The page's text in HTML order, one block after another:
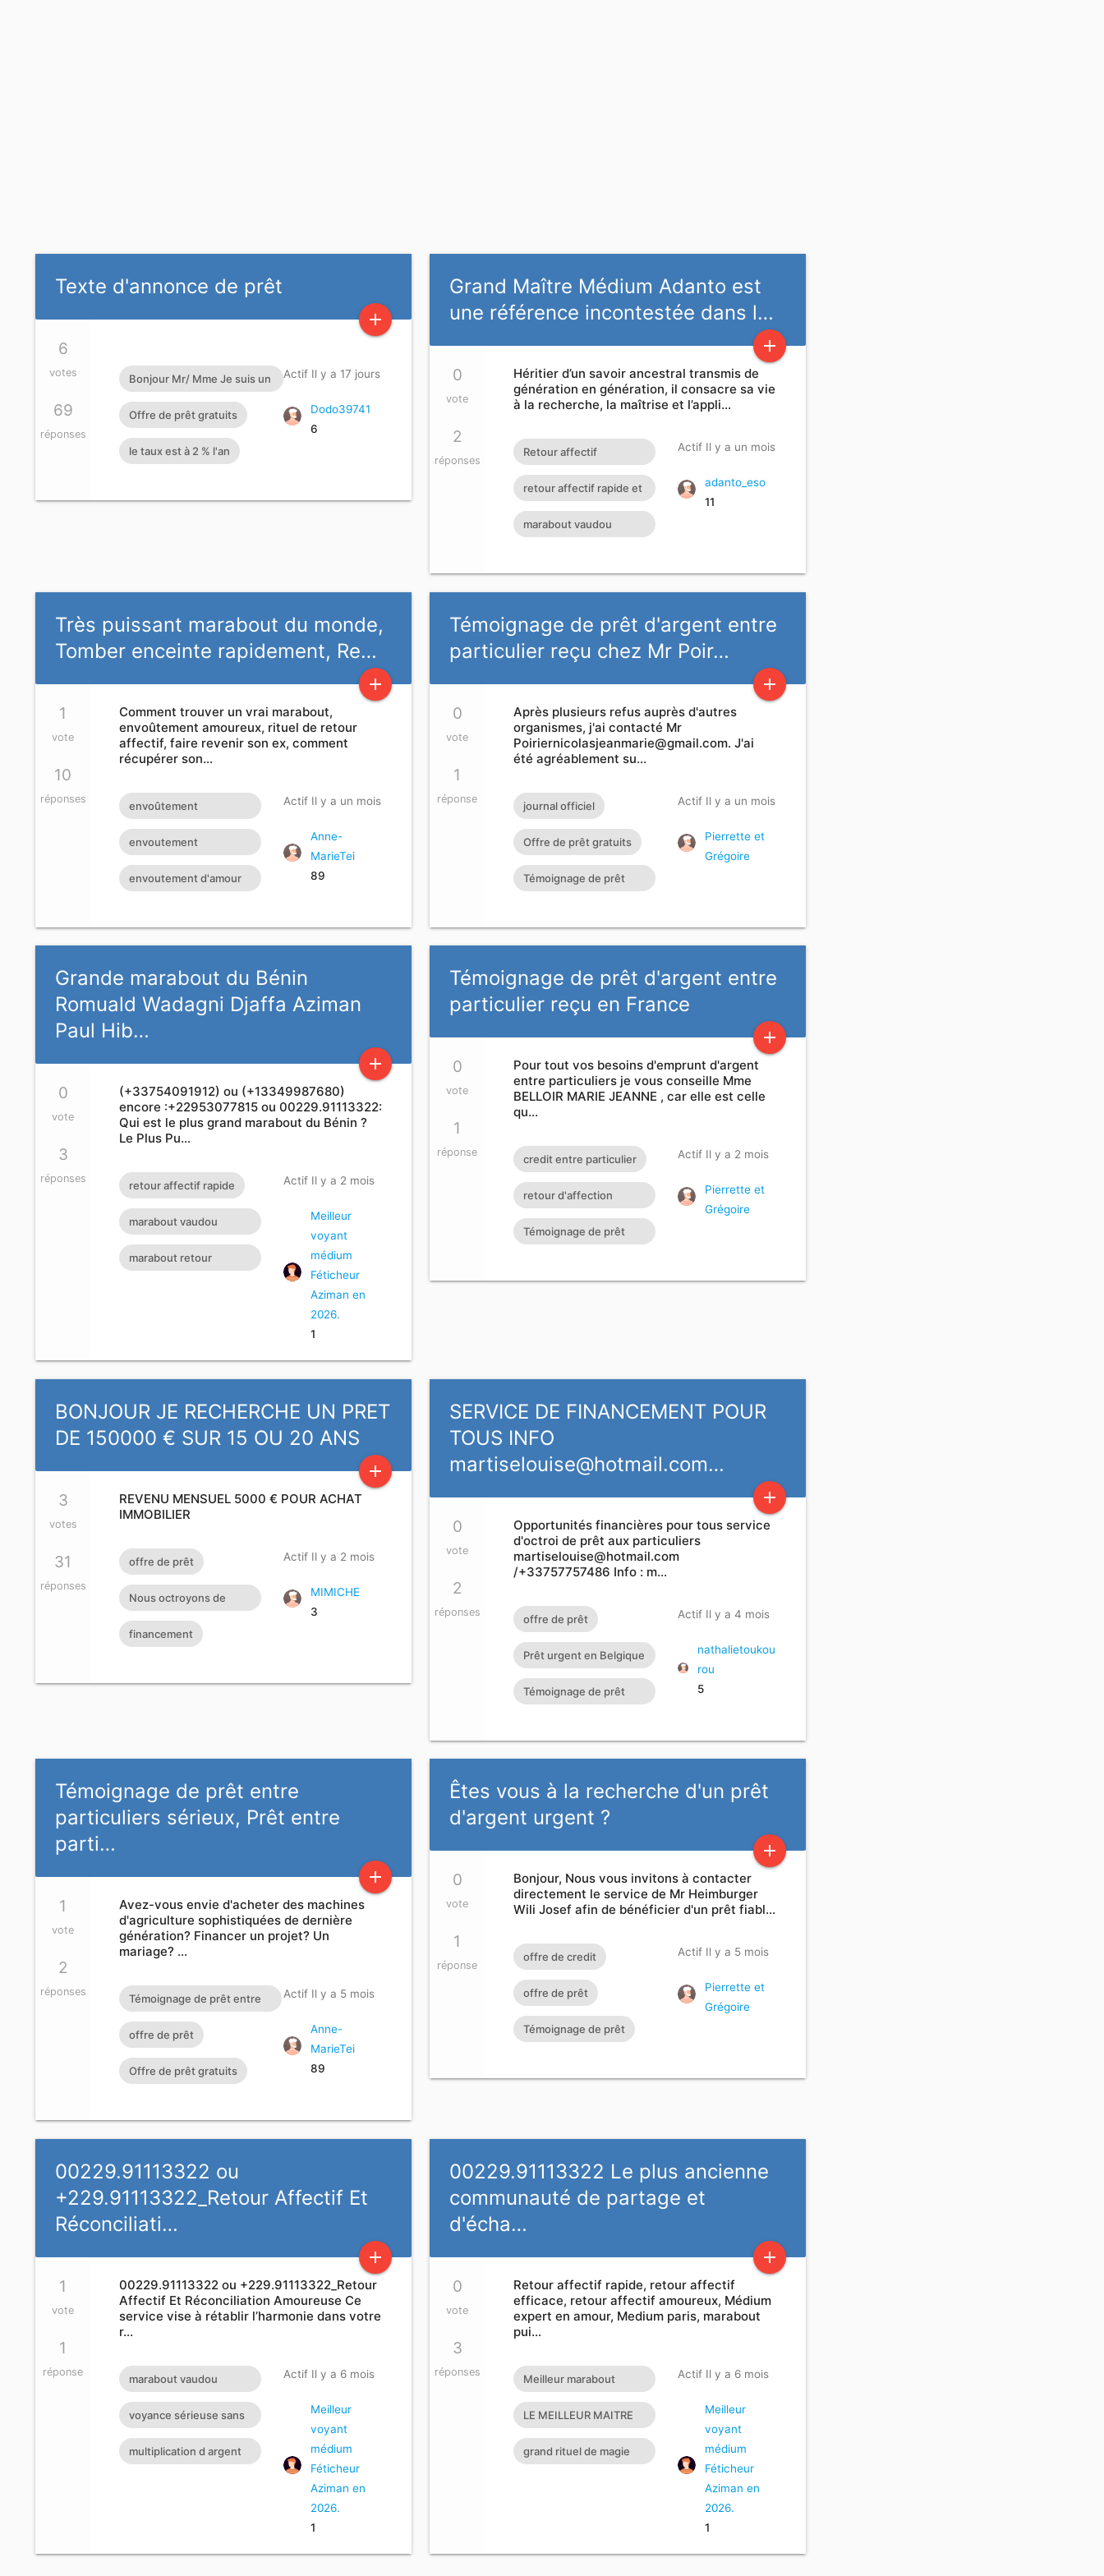
Texte d'annonce de prêt
add
6
votes
69
réponses
Bonjour Mr/ Mme Je suis un
particulier Français honnête
opérateur économique.
J'octroie de crédits prêts
dispose d'un capital qui
servira à octroyer des prêts
2.000 euros à 500.000
euros Pas sérieux peut
contactez-moi via
Offre de prêt gratuits
le taux est à 2 % l'an
Actif Il y a 17 jours
Dodo39741
6
Grand Maître Médium Adanto est
une référence incontestée dans l…
add
0
vote
2
réponses
Héritier d’un savoir ancestral transmis de
génération en génération, il consacre sa vie
à la recherche, la maîtrise et l’appli…
Retour affectif
amoureux immédiat
gratuit Rituel retour
affectif
retour affectif rapide et
efficace
marabout vaudou
affectif sérieux retour d
Actif Il y a un mois
adanto_eso
11
Très puissant marabout du monde,
Tomber enceinte rapidement, Re…
add
1
vote
10
réponses
Comment trouver un vrai marabout,
envoûtement amoureux, rituel de retour
affectif, faire revenir son ex, comment
récupérer son…
envoûtement
amoureux
envoutement
amoureux rapide
envoutement d'amour
Actif Il y a un mois
Anne-
MarieTei
89
Témoignage de prêt d'argent entre
particulier reçu chez Mr Poir…
add
0
vote
1
réponse
Après plusieurs refus auprès d'autres
organismes, j'ai contacté Mr
Poiriernicolasjeanmarie@gmail.com. J'ai
été agréablement su…
journal officiel
Offre de prêt gratuits
Témoignage de prêt
Témoignage de prêt
Actif Il y a un mois
Pierrette et
Grégoire
Grande marabout du Bénin
Romuald Wadagni Djaffa Aziman
Paul Hib…
add
0
vote
3
réponses
(+33754091912) ou (+13349987680)
encore :+22953077815 ou 00229.91113322:
Qui est le plus grand marabout du Bénin ?
Le Plus Pu…
retour affectif rapide
marabout vaudou
retour affectif retour
affectif sérieux retour d
marabout retour
Actif Il y a 2 mois
Meilleur
voyant
médium
Féticheur
Aziman en
2026.
1
Témoignage de prêt d'argent entre
particulier reçu en France
add
0
vote
1
réponse
Pour tout vos besoins d'emprunt d'argent
entre particuliers je vous conseille Mme
BELLOIR MARIE JEANNE , car elle est celle
qu…
credit entre particulier
retour d'affection
France Belgique Suisse
Allemagne
Témoignage de prêt
Témoignage de prêt
Actif Il y a 2 mois
Pierrette et
Grégoire
BONJOUR JE RECHERCHE UN PRET
DE 150000 € SUR 15 OU 20 ANS
add
3
votes
31
réponses
REVENU MENSUEL 5000 € POUR ACHAT
IMMOBILIER
offre de prêt
Nous octroyons de
l'aide financière à
toutes personnes ayant
financement
Actif Il y a 2 mois
MIMICHE
3
SERVICE DE FINANCEMENT POUR
TOUS INFO
martiselouise@hotmail.com…
add
0
vote
2
réponses
Opportunités financières pour tous service
d'octroi de prêt aux particuliers
martiselouise@hotmail.com
/+33757757486 Info : m…
offre de prêt
Prêt urgent en Belgique
Emprunt en France Prêt
entre particulier
Témoignage de prêt
Actif Il y a 4 mois
nathalietoukou
rou
5
Témoignage de prêt entre
particuliers sérieux, Prêt entre
parti…
add
1
vote
2
réponses
Avez-vous envie d'acheter des machines
d'agriculture sophistiquées de dernière
génération? Financer un projet? Un
mariage? …
Témoignage de prêt entre
particuliers sérieux Prêt
entre particuliers en ligne
Prêt personnel Prêt urgent
Belgique Contact E-mail :
cherylgremont3@gmail.com
offre de prêt
Offre de prêt gratuits
Actif Il y a 5 mois
Anne-
MarieTei
89
Êtes vous à la recherche d'un prêt
d'argent urgent ?
add
0
vote
1
réponse
Bonjour, Nous vous invitons à contacter
directement le service de Mr Heimburger
Wili Josef afin de bénéficier d'un prêt fiabl…
offre de credit
offre de prêt
Témoignage de prêt
Actif Il y a 5 mois
Pierrette et
Grégoire
00229.91113322 ou
+229.91113322_Retour Affectif Et
Réconciliati…
add
1
vote
1
réponse
00229.91113322 ou +229.91113322_Retour
Affectif Et Réconciliation Amoureuse Ce
service vise à rétablir l’harmonie dans votre
r…
marabout vaudou
retour affectif retour
affectif sérieux retour d
voyance sérieuse sans
support magie blanche
d'amour
multiplication d argent
Actif Il y a 6 mois
Meilleur
voyant
médium
Féticheur
Aziman en
2026.
1
00229.91113322 Le plus ancienne
communauté de partage et
d'écha…
add
0
vote
3
réponses
Retour affectif rapide, retour affectif
efficace, retour affectif amoureux, Médium
expert en amour, Medium paris, marabout
pui…
Meilleur marabout
africain à Paris
LE MEILLEUR MAITRE
MARABOUT DU
MONDE LE PLUS
grand rituel de magie
Actif Il y a 6 mois
Meilleur
voyant
médium
Féticheur
Aziman en
2026.
1